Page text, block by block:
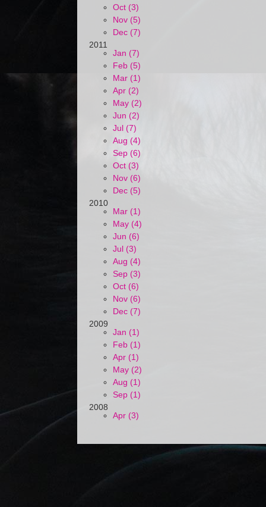
Oct (3)
Nov (5)
Dec (7)
2011
Jan (7)
Feb (5)
Mar (1)
Apr (2)
May (2)
Jun (2)
Jul (7)
Aug (4)
Sep (6)
Oct (3)
Nov (6)
Dec (5)
2010
Mar (1)
May (4)
Jun (6)
Jul (3)
Aug (4)
Sep (3)
Oct (6)
Nov (6)
Dec (7)
2009
Jan (1)
Feb (1)
Apr (1)
May (2)
Aug (1)
Sep (1)
2008
Apr (3)